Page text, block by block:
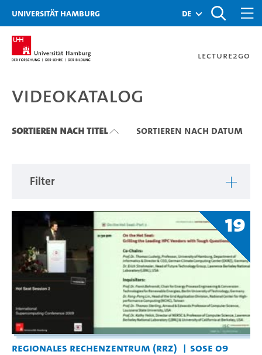
Zu den Filtern
Zur Metanavigation
Zur Hauptnavigation
Zur Suche
Zum Inhalt
Zum Seitenfuss
Universität Hamburg de
Lecture2Go
Videokatalog
Videokatalog
Sortieren nach Titel Sortieren nach Datum
Filter
19
Regionales Rechenzentrum (RRZ) SoSe 09